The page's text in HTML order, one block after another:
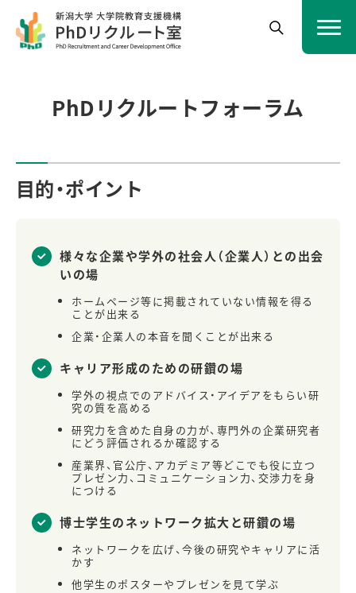
PhDリクルートフォーラム
目的・ポイント
様々な企業や学外の社会人（企業人）との出会
いの場
ホームページ等に掲載されていない情報を得る
ことが出来る
企業・企業人の本音を聞くことが出来る
キャリア形成のための研鑽の場
学外の視点でのアドバイス・アイデアをもらい研
究の質を高める
研究力を含めた自身の力が、専門外の企業研究者
にどう評価されるか確認する
産業界、官公庁、アカデミア等どこでも役に立つ
プレゼン力、コミュニケーション力、交渉力を身
につける
博士学生のネットワーク拡大と研鑽の場
ネットワークを広げ、今後の研究やキャリアに活
かす
他学生のポスターやプレゼンを見て学ぶ